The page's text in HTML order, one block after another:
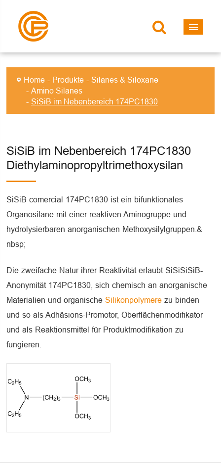
Home Produkte
Silanes & Siloxane
Amino Silanes
SiSiB im Nebenbereich 174PC1830
SiSiB im Nebenbereich 174PC1830
Diethylaminopropyltrimethoxysilan
SiSiB comercial 174PC1830 ist ein bifunktionales
Organosilane mit einer reaktiven Aminogruppe und
hydrolysierbaren anorganischen Methoxysilylgruppen.&
nbsp;
Die zweifache Natur ihrer Reaktivität erlaubt SiSiSiSiB-
Anonymität 174PC1830, sich chemisch an anorganische
Materialien und organischeSilikonpolymerezu binden
und so als Adhäsions-Promotor, Oberflächenmodifikator
und als Reaktionsmittel für Produktmodifikation zu
fungieren.